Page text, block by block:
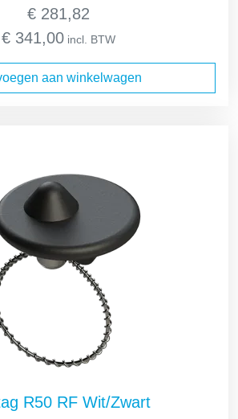
€ 281,82
€ 341,00 incl. BTW
aan winkelwagen
R50 RF Wit/Zwart